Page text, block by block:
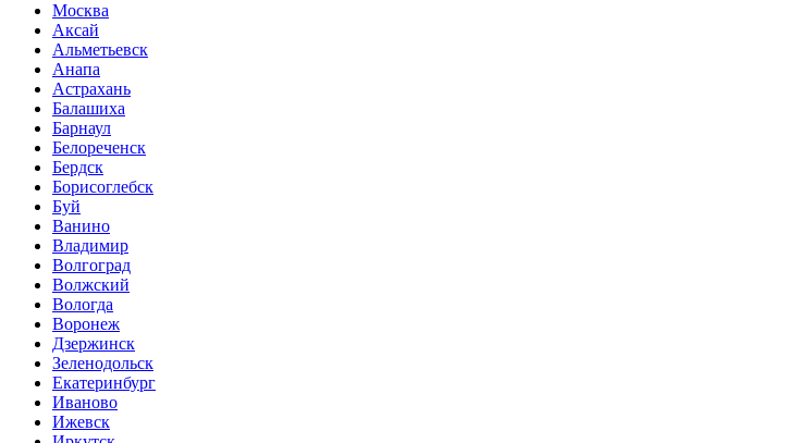
Москва
Аксай
Альметьевск
Анапа
Астрахань
Балашиха
Барнаул
Белореченск
Бердск
Борисоглебск
Буй
Ванино
Владимир
Волгоград
Волжский
Вологда
Воронеж
Дзержинск
Зеленодольск
Екатеринбург
Иваново
Ижевск